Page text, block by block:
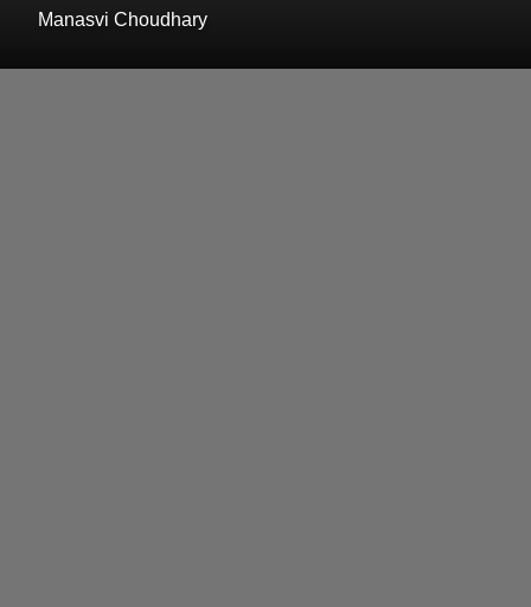
Manasvi Choudhary